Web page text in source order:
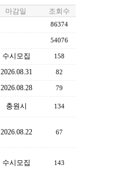
마감일
조회수
86374
54076
수시모집 158
2026.08.31 82
2026.08.28 79
충원시 134
2026.08.22 67
수시모집 143